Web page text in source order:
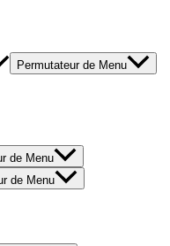
Permutateur de Menu
de Menu
de Menu